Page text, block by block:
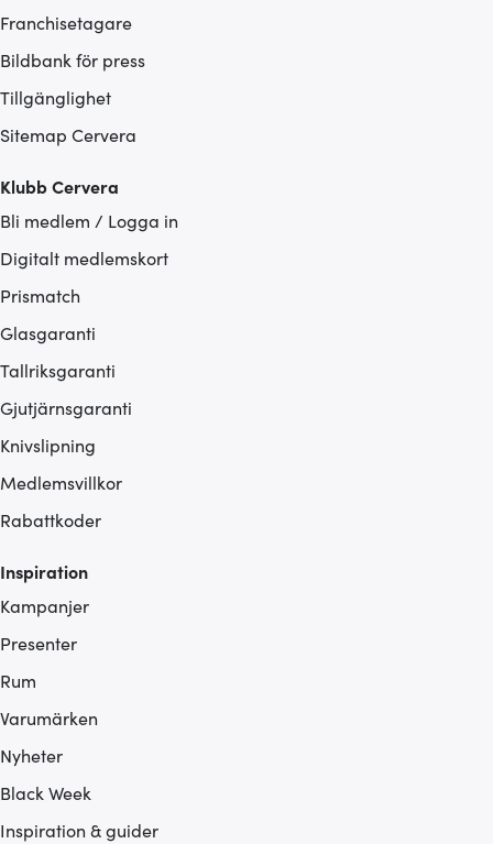
Franchisetagare
Bildbank för press
Tillgänglighet
Sitemap Cervera
Klubb Cervera
Bli medlem / Logga in
Digitalt medlemskort
Prismatch
Glasgaranti
Tallriksgaranti
Gjutjärnsgaranti
Knivslipning
Medlemsvillkor
Rabattkoder
Inspiration
Kampanjer
Presenter
Rum
Varumärken
Nyheter
Black Week
Inspiration & guider